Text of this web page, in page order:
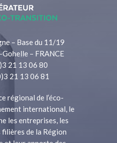
– Base du 11/19
– FRANCE
21 13 06 80
21 13 06 81
régional de l’éco-
international, le
les entreprises, les
de la Région